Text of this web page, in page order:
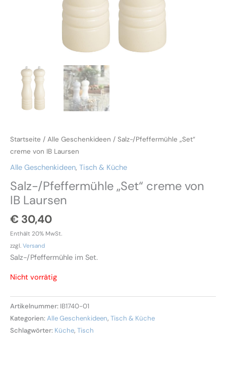
Startseite / Alle Geschenkideen / Salz-/Pfeffermühle „Set“
creme von IB Laursen
Alle Geschenkideen, Tisch & Küche
Salz-/Pfeffermühle „Set“ creme von
IB Laursen
€ 30,40
Enthält 20% MwSt.
zzgl.Versand
Salz-/Pfeffermühle im Set.
Nicht vorrätig
Artikelnummer: IB1740-01
Kategorien: Alle Geschenkideen, Tisch & Küche
Schlagwörter: Küche, Tisch